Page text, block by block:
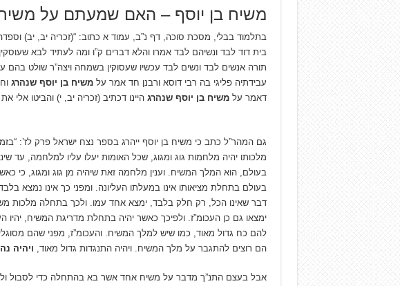
משיח בן יוסף – האם שמעתם על משיח
בתלמוד בבלי, מסכת סוכה, דף נ”ב, עמוד א כתוב: “(זכריה יב, יב)
בית דוד לבד ונשיהם לבד אמרו והלא דברים ק”ו ומה לעתיד לבא
תורה אנשים לבד ונשים לבד עכשיו שעסוקין בשמחה ויצה”ר שולט
עבידתיה פליגי בה רבי דוסא ורבנן חד אמר עלמשיח בן יוסף שנהרג
דאמר עלמשיח בן יוסף שנהרג היינו דכתיב (זכריה יב, י) והביטו אלי
גם המהר”ל כתב כי משיח בן יוסף ייהרג בספר נצח ישראל פרק לז’:
מלכותו יהיה מלחמות גוג ומגוג, שכל האומות יעלו עליו למלחמה, עד
בעולם, הוא המלך המשיח. וענין מלחמה זאת שיהיה מן גוג ומגוג, כי
בעולם בתחלת מציאותו אינו במעלתו העליונה. ומפני כך אינו נמצא
דבר שאינו הכל, רק חלק בלבד, ימצא אחד עמו. ולכך בתחלה מלכות
ימצאו גם כן העכומ”ז. ולפיכך כאשר יהיה בתחלת מדריגת המשיח, יהיו
להם כח גדול מאוד, כמו שיש למלך המשיח. והעכומ”ז, מפני שהם
הם רוצים להתגבר על מלך המשיח. ויהיה התנגדות גדול מאוד, ויהיה
אבל בעצם התנ”ך מדבר על משיח אחד אשר בא בהתחלה כדי לסבול